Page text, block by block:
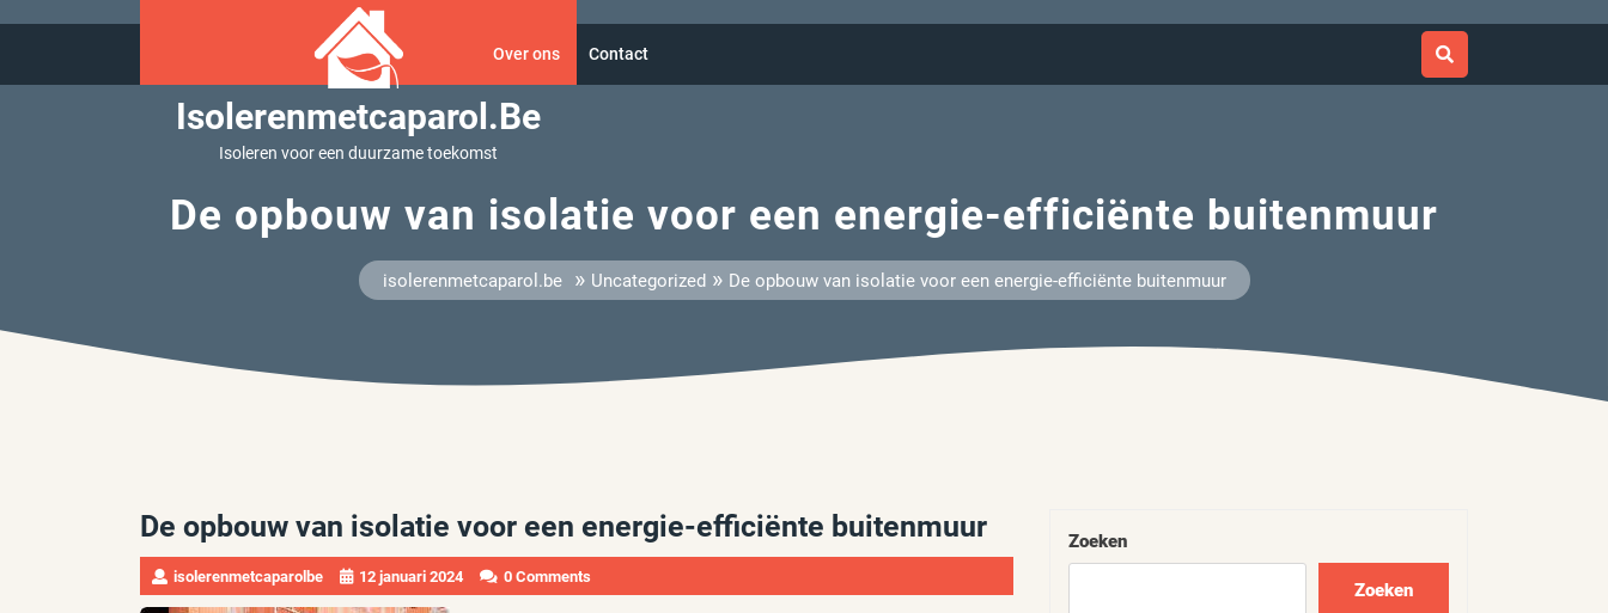
Isolerenmetcaparol.be
Isoleren voor een duurzame toekomst
Over ons Contact
De opbouw van isolatie voor een energie-efficiënte buitenmuur
isolerenmetcaparol.be» Uncategorized» De opbouw van isolatie voor een energie-efficiënte buitenmuur
De opbouw van isolatie voor een energie-efficiënte buitenmuur
isolerenmetcaparolbe 12 januari 2024 0 Comments
Zoeken
Zoeken